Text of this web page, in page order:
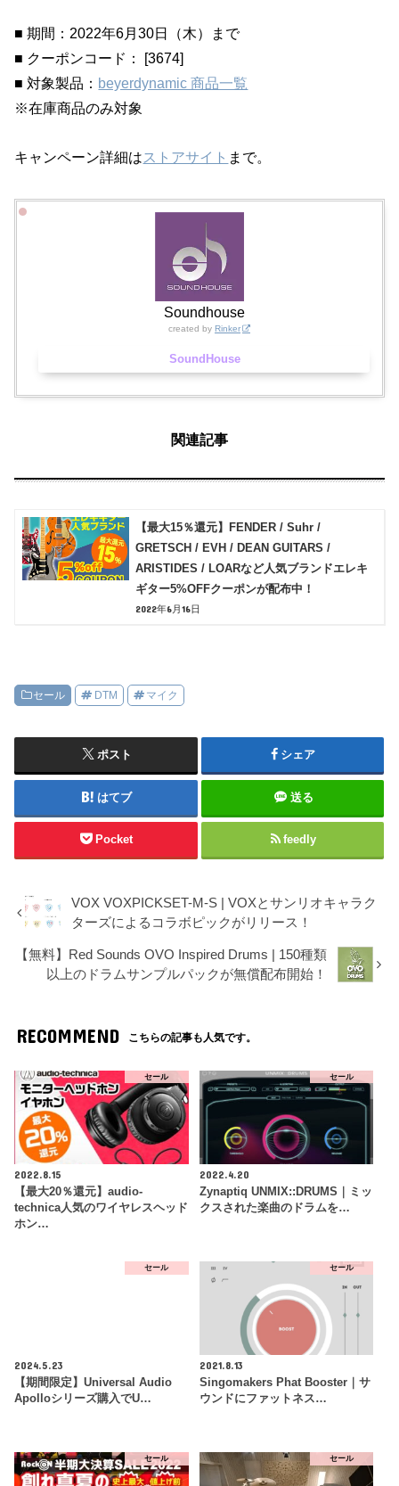
■ 期間：2022年6月30日（木）まで
■ クーポンコード： [3674]
■ 対象製品： beyerdynamic 商品一覧
※在庫商品のみ対象
キャンペーン詳細はストアサイト まで。
Soundhouse
created by Rinker
SoundHouse
関連記事
【最大15％還元】FENDER / Suhr /
GRETSCH / EVH / DEAN GUITARS /
ARISTIDES / LOARなど人気ブランドエレキ
ギター5%OFFクーポンが配布中！
2022年6月16日
セール DTM マイク
ポスト シェア
はてブ 送る
Pocket feedly
VOX VOXPICKSET-M-S | VOXとサンリオキャラク
ターズによるコラボピックがリリース！
【無料】Red Sounds OVO Inspired Drums | 150種類
以上のドラムサンプルパックが無償配布開始！
RECOMMEND こちらの記事も人気です。
セール
2022.8.15
【最大20％還元】audio-
technica人気のワイヤレスヘッド
ホン…
セール
2022.4.20
Zynaptiq UNMIX::DRUMS｜ミッ
クスされた楽曲のドラムを…
セール
2024.5.23
【期間限定】Universal Audio
Apolloシリーズ購入でU…
セール
2021.8.13
Singomakers Phat Booster｜サ
ウンドにファットネス…
セール セール